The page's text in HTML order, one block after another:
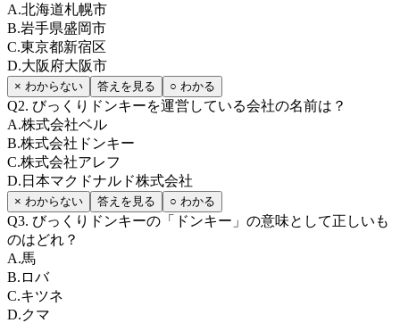
A.北海道札幌市
B.岩手県盛岡市
C.東京都新宿区
D.大阪府大阪市
× わからない 答えを見る ○ わかる
Q2. びっくりドンキーを運営している会社の名前は？
A.株式会社ベル
B.株式会社ドンキー
C.株式会社アレフ
D. 日本マクドナルド株式会社
× わからない 答えを見る ○ わかる
Q3. びっくりドンキーの「ドンキー」の意味として正しいも
のはどれ？
A.馬
B. ロバ
C.キツネ
D.クマ